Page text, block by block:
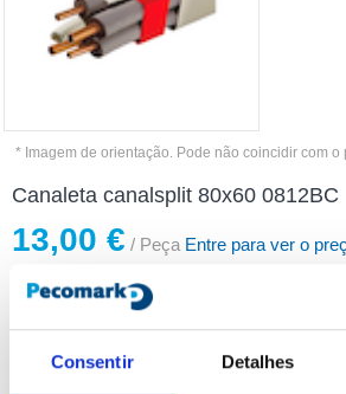
Consentir Detalhes
* Imagem de orientação. Pode não coincidir com
Canaleta canalsplit 80x60 0812BC
13,00 € / Peça Entre para ver o
Marca : Artiplastic
235102
Não Página : 267